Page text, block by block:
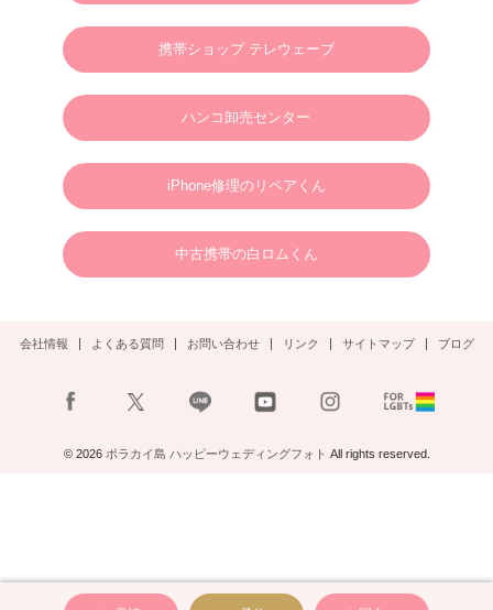
英語やタガログ語を話せる方向けプラン【 カメラマン＆ヘアメイクのみの手配と
なりますので、衣装などは全てお客様でご用意ください。128,000円(税別)】
新年のご挨拶
謹んで新年のご挨拶を申し上げます。
旧年中は格別のご支援、ご愛顧を賜り、心より御礼申し上げます。
新しい年が、皆さまにとりまして、幸多き年となりますよう心よりお祈り申し上げ
2025年1月1日
ボラカイウェディングフォト一同
2025.01.22
N様 2025年3月 ウェディングフォトご予約ありがとうございます。
2024.08.30
A様 12月末ウェディングフォト
お問い合わせありがとうございます。
お問い合わせありがとうございます。
携帯ショップ テレウェーブ
ハンコ卸売センター
iPhone修理のリペアくん
中古携帯の白ロムくん
会社情報 よくある質問 お問い合わせ リンク サイトマップ ブログ
© 2026 ボラカイ島 ハッピーウェディングフォト All rights reserved.